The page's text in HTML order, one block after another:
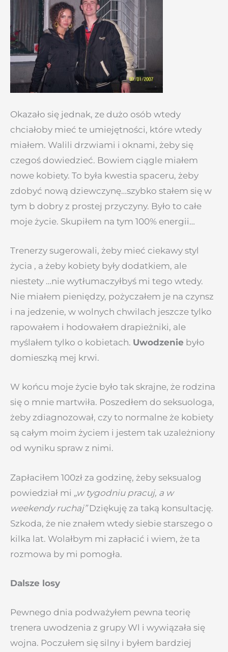
Okazało się jednak, ze dużo osób wtedy
chciałoby mieć te umiejętności, które wtedy
miałem. Walili drzwiami i oknami, żeby się
czegoś dowiedzieć. Bowiem ciągle miałem
nowe kobiety. To była kwestia spaceru, żeby
zdobyć nową dziewczynę…szybko stałem się w
tym b dobry z prostej przyczyny. Było to całe
moje życie. Skupiłem na tym 100% energii…
Trenerzy sugerowali, żeby mieć ciekawy styl
życia , a żeby kobiety były dodatkiem, ale
niestety …nie wytłumaczyłbyś mi tego wtedy.
Nie miałem pieniędzy, pożyczałem je na czynsz
i na jedzenie, w wolnych chwilach jeszcze tylko
rapowałem i hodowałem drapieżniki, ale
myślałem tylko o kobietach. Uwodzenie było
domieszką mej krwi.
W końcu moje życie było tak skrajne, że rodzina
się o mnie martwiła. Poszedłem do seksuologa,
żeby zdiagnozował, czy to normalne że kobiety
są całym moim życiem i jestem tak uzależniony
od wyniku spraw z nimi.
Zapłaciłem 100zł za godzinę, żeby seksualog
powiedział mi „w tygodniu pracuj, a w
weekendy ruchaj”Dziękuję za taką konsultację.
Szkoda, że nie znałem wtedy siebie starszego o
kilka lat. Wolałbym mi zapłacić i wiem, że ta
rozmowa by mi pomogła.
Dalsze losy
Pewnego dnia podważyłem pewna teorię
trenera uwodzenia z grupy Wl i wywiązała się
wojna. Poczułem się silny i byłem bardziej